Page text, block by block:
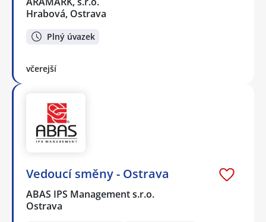
Hrabová, Ostrava
Plný úvazek
včerejší
Vedoucí směny - Ostrava
ABAS IPS Management s.r.o.
Ostrava